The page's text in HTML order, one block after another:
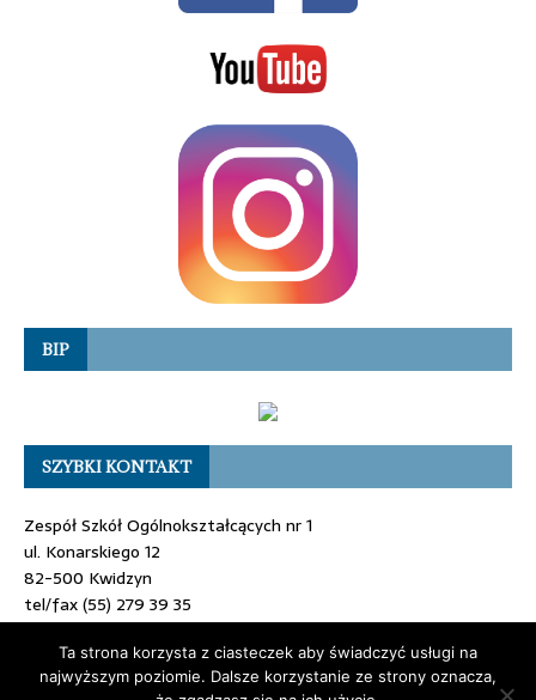
BIP
SZYBKI KONTAKT
Zespół Szkół Ogólnokształcących nr 1
ul. Konarskiego 12
82-500 Kwidzyn
tel/fax (55) 279 39 35
e-mail: sekretariat@zsokwidzyn.pl
Ta strona korzysta z ciasteczek aby świadczyć usługi na
najwyższym poziomie. Dalsze korzystanie ze strony oznacza,